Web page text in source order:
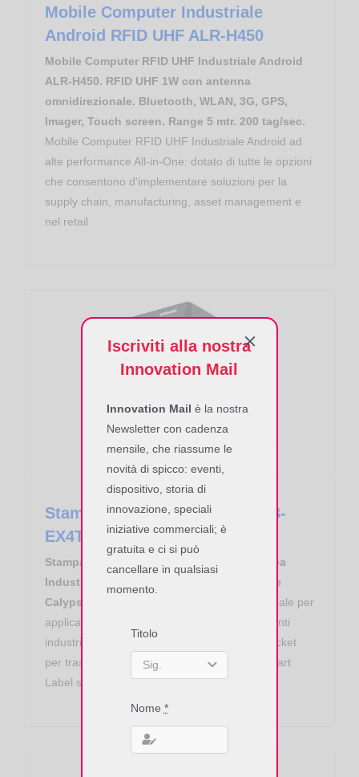
Mobile Computer Industriale
Android RFID UHF ALR-H450
Mobile Computer RFID UHF Industriale Android
ALR-H450. RFID UHF 1W con antenna
omnidirezionale. Bluetooth, WLAN, 3G, GPS,
Imager, Touch screen. Range 5 mtr. 200 tag/sec.
Mobile Computer RFID UHF Industriale Android ad
alte performance All-in-One: dotato di tutte le opzioni
che consentono d'implementare soluzioni per la
supply chain, manufacturing, asset management e
nel retail
Stampante RFID Toshiba Tec B-
EX4T1 Linea Industrial
Stampante RFID Toshiba Tec B-EX4T1 Linea
Industrial. Moduli RFID HF Multi ISO, NFC e
Calypso ed RFID UHF EPC ISO 18000-6.
Ideale per
applicazioni di tipo office e da banco, in ambienti
industriali ad alto carico di lavoro, stampa di ticket
per trasporti, stampa ed inizializzazione di Smart
Label sia RFID HF che UHF.
Iscriviti alla nostra
Innovation Mail
Innovation Mail è la nostra
Newsletter con cadenza
mensile, che riassume le
novità di spicco: eventi,
dispositivo, storia di
innovazione, speciali
iniziative commerciali; è
gratuita e ci si può
cancellare in qualsiasi
momento.
Titolo
Nome *